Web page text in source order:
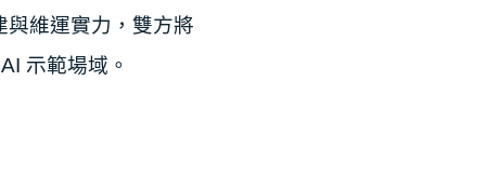
維運實⼒，雙⽅將
⽰範場域。